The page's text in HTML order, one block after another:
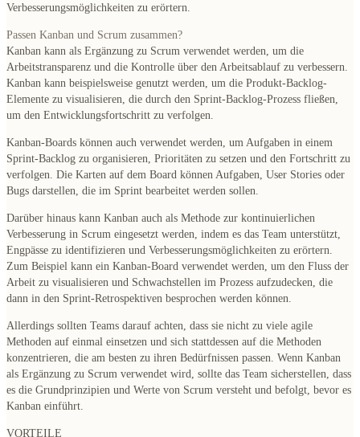
Verbesserungsmöglichkeiten zu erörtern.
Passen Kanban und Scrum zusammen?
Kanban kann als Ergänzung zu Scrum verwendet werden , um die
Arbeitstransparenz und die Kontrolle über den Arbeitsablauf zu verbessern.
Kanban kann beispielsweise genutzt werden, um die Produkt-Backlog-
Elemente zu visualisieren, die durch den Sprint-Backlog-Prozess fließen,
um den Entwicklungsfortschritt zu verfolgen.
Kanban-Boards können auch verwendet werden, um Aufgaben in einem
Sprint-Backlog zu organisieren, Prioritäten zu setzen und den Fortschritt zu
verfolgen. Die Karten auf dem Board können Aufgaben, User Stories oder
Bugs darstellen, die im Sprint bearbeitet werden sollen.
Darüber hinaus kann Kanban auch als Methode zur kontinuierlichen
Verbesserung in Scrum eingesetzt werden, indem es das Team unterstützt,
Engpässe zu identifizieren und Verbesserungsmöglichkeiten zu erörtern.
Zum Beispiel kann ein Kanban-Board verwendet werden, um den Fluss der
Arbeit zu visualisieren und Schwachstellen im Prozess aufzudecken, die
dann in den Sprint-Retrospektiven besprochen werden können.
Allerdings sollten Teams darauf achten, dass sie nicht zu viele agile
Methoden auf einmal einsetzen und sich stattdessen auf die Methoden
konzentrieren, die am besten zu ihren Bedürfnissen passen. Wenn Kanban
als Ergänzung zu Scrum verwendet wird, sollte das Team sicherstellen, dass
es die Grundprinzipien und Werte von Scrum versteht und befolgt, bevor es
Kanban einführt.
VORTEILE